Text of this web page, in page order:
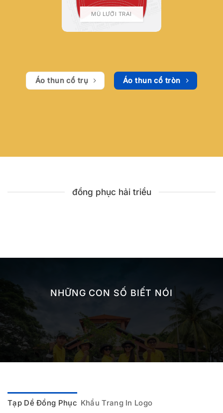
MŨ LƯỠI TRAI
Áo thun cổ trụ Áo thun cổ tròn
đồng phục hải triều
NHỮNG CON SỐ BIẾT NÓI
Tạp Dề Đồng Phục Khẩu Trang In Logo